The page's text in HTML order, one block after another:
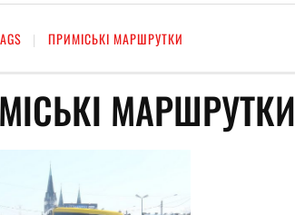
ПРИМІСЬКІ МАРШРУТКИ
МАРШРУТКИ